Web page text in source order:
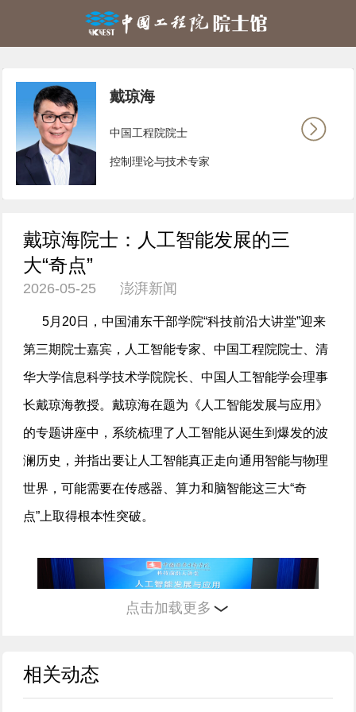
戴琼海
中国工程院院士
控制理论与技术专家
戴琼海院士：人工智能发展的三
大“奇点”
2026-05-25 澎湃新闻
5月20日，中国浦东干部学院“科技前沿大讲堂”迎来
第三期院士嘉宾，人工智能专家、中国工程院院士、清
华大学信息科学技术学院院长、中国人工智能学会理事
长戴琼海教授。戴琼海在题为《人工智能发展与应用》
的专题讲座中，系统梳理了人工智能从诞生到爆发的波
澜历史，并指出要让人工智能真正走向通用智能与物理
世界，可能需要在传感器、算力和脑智能这三大“奇
点”上取得根本性突破。
点击加载更多
相关动态